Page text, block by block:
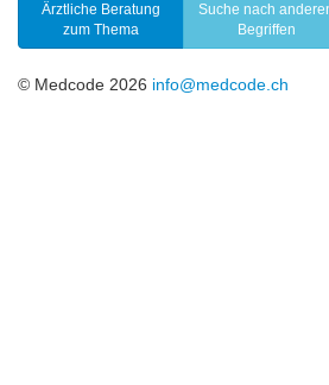
Ärztliche Beratung
zum Thema
Suche nach
Begriffen
© Medcode 2026 info@medcode.ch